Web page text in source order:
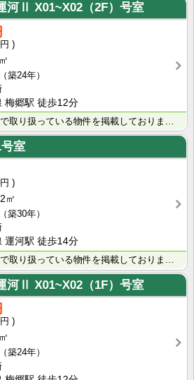
河Ⅱ X01~X02（2F）号室
（築24年）
梅郷駅 徒歩12分
室
㎡
（築30年）
運河駅 徒歩14分
河Ⅱ X01~X02（1F）号室
（築24年）